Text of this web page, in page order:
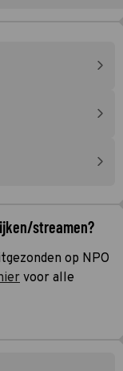
streamen?
op NPO
voor alle